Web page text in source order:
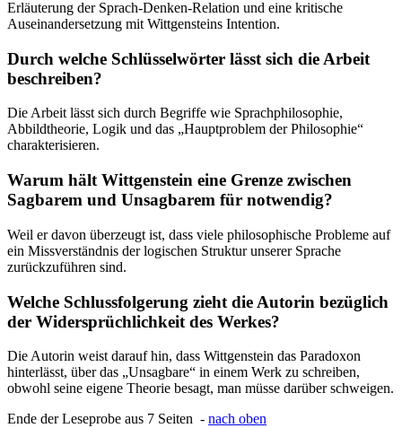
Erläuterung der Sprach-Denken-Relation und eine kritische
Auseinandersetzung mit Wittgensteins Intention.
Durch welche Schlüsselwörter lässt sich die Arbeit
beschreiben?
Die Arbeit lässt sich durch Begriffe wie Sprachphilosophie,
Abbildtheorie, Logik und das „Hauptproblem der Philosophie“
charakterisieren.
Warum hält Wittgenstein eine Grenze zwischen
Sagbarem und Unsagbarem für notwendig?
Weil er davon überzeugt ist, dass viele philosophische Probleme auf
ein Missverständnis der logischen Struktur unserer Sprache
zurückzuführen sind.
Welche Schlussfolgerung zieht die Autorin bezüglich
der Widersprüchlichkeit des Werkes?
Die Autorin weist darauf hin, dass Wittgenstein das Paradoxon
hinterlässt, über das „Unsagbare“ in einem Werk zu schreiben,
obwohl seine eigene Theorie besagt, man müsse darüber schweigen.
Ende der Leseprobe aus 7 Seiten - nach oben